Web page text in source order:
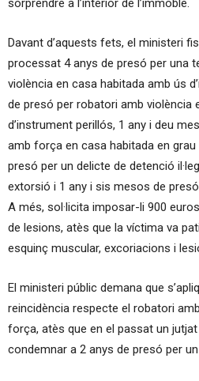
Davant d’aquests fets, el ministeri
processat 4 anys de presó per una
violència en casa habitada amb ús
de presó per robatori amb violència
d’instrument perillós, 1 any i deu
amb força en casa habitada en
presó per un delicte de detenció
extorsió i 1 any i sis mesos de
A més, sol·licita imposar-li 900
de lesions, atès que la víctima va
esquinç muscular, excoriacions i
El ministeri públic demana que
reincidència respecte el robatori
força, atès que en el passat un
condemnar a 2 anys de presó per